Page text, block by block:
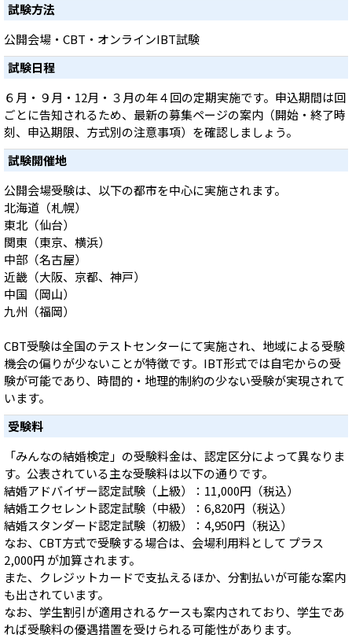
試験方法
公開会場・CBT・オンラインIBT試験
試験日程
６月・９月・12月・３月の年４回の定期実施です。申込期間は回
ごとに告知されるため、最新の募集ページの案内（開始・終了時
刻、申込期限、方式別の注意事項）を確認しましょう。
試験開催地
公開会場受験は、以下の都市を中心に実施されます。
北海道（札幌）
東北（仙台）
関東（東京、横浜）
中部（名古屋）
近畿（大阪、京都、神戸）
中国（岡山）
九州（福岡）
CBT受験は全国のテストセンターにて実施され、地域による受験
機会の偏りが少ないことが特徴です。IBT形式では自宅からの受
験が可能であり、時間的・地理的制約の少ない受験が実現されて
います。
受験料
「みんなの結婚検定」の受験料金は、認定区分によって異なりま
す。公表されている主な受験料は以下の通りです。
結婚アドバイザー認定試験（上級）：11,000円（税込）
結婚エクセレント認定試験（中級）：6,820円（税込）
結婚スタンダード認定試験（初級）：4,950円（税込）
なお、CBT方式で受験する場合は、会場利用料として プラス
2,000円 が加算されます。
また、クレジットカードで支払えるほか、分割払いが可能な案内
も出されています。
なお、学生割引が適用されるケースも案内されており、学生であ
れば受験料の優遇措置を受けられる可能性があります。